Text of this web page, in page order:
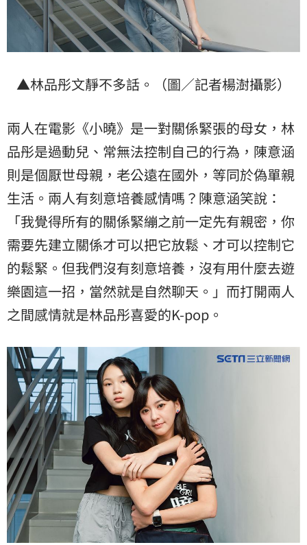
▲林品彤文靜不多話。（圖／記者楊澍攝影）
兩人在電影《小曉》是一對關係緊張的母女，林
品彤是過動兒、常無法控制自己的行為，陳意涵
則是個厭世母親，老公遠在國外，等同於偽單親
生活。兩人有刻意培養感情嗎？陳意涵笑說：
「我覺得所有的關係緊繃之前一定先有親密，你
需要先建立關係才可以把它放鬆、才可以控制它
的鬆緊。但我們沒有刻意培養，沒有用什麼去遊
樂園這一招，當然就是自然聊天。」而打開兩人
之間感情就是林品彤喜愛的K-pop。